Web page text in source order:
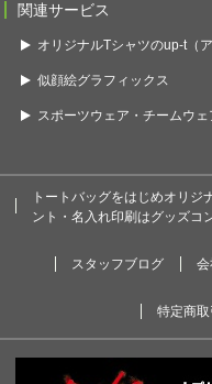
関連サービス
オリジナルTシャツのup-t（
似顔絵グラフィックス
スポーツウェア・チームウ
トートバッグをはじめオリジ
ント・名入れ印刷はグッズコ
スタッフブログ 会
特定商